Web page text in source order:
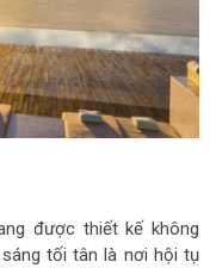
được thiết kế không
tối tân là nơi hội tụ